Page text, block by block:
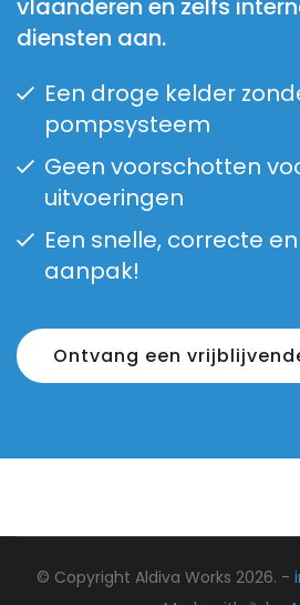
vlaanderen en zelfs
diensten aan.
Een droge kelder
pompsysteem
Geen voorschotten
uitvoeringen
Een snelle, correcte
aanpak!
Ontvang een
© Copyright Aldiva Works 2026. -